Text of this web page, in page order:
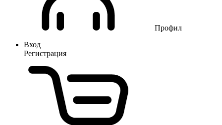
Профил
Вход
Регистрация